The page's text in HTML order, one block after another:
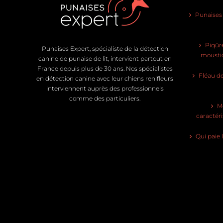
Punaises Expert, spécialiste de la détection
canine de punaise de lit, intervient partout en
France depuis plus de 30 ans. Nos spécialistes
en détection canine avec leur chiens renifleurs
interviennent auprès des professionnels
comme des particuliers.
Fléau
Qui paie